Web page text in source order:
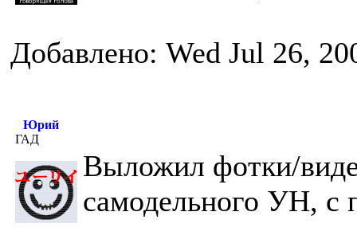
Добавлено: Wed Jul 26,
Юрий
ГАД
Выложил фотки/
самодельного УН, с